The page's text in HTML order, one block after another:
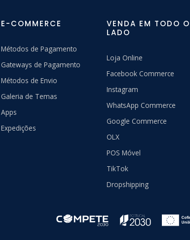
E-COMMERCE
Métodos de Pagamento
Gateways de Pagamento
Métodos de Envio
Galeria de Temas
Apps
Expedições
VENDA EM TODO O
LADO
Loja Online
Facebook Commerce
Instagram
WhatsApp Commerce
Google Commerce
OLX
POS Móvel
TikTok
Dropshipping